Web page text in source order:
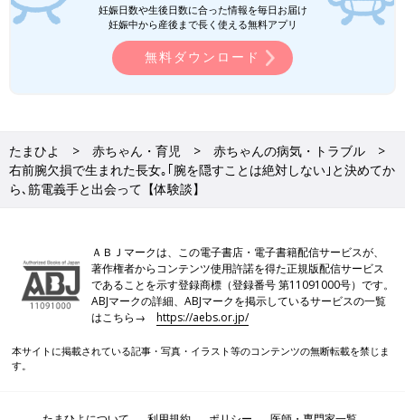
たんだよ。でもみんなと同じようになんでもできるんだよ』と説
明していました。娘はそれを覚えていたのか、幼稚園でお友だち
から手のことを聞かれたときに『ママのおなかの中でけがしちゃ
ったんだ』『でもえまちゃんは義手がつけられるんだよ』と話し
家庭の自己紹介をする冊子を通して、『娘は生まれつき右手があ
りませんが、今筋電義手の訓練を受けています。今後幼稚園でも
使うことがあると思うので、そのときは温かく見守ってくださ
「当事者の親として、ほかの保護者の方たちが娘の右手のことに
ついて『聞いてもいいのかな』と気をつかってくれていると感じ
ます。もし自分が逆の立場だとしてもきっと迷うと思います。だ
から私たちは、はじめましての人には先に娘の右手のことを話す
ようにしています。そうすれば相手も話題にしていいんだ、と安
心してもらえると思うからです。ただ、僕たちの場合は聞いても
らったほうが気が楽ですが、先天性四肢欠損のある子の保護者の
妊娠日数や生後日数に合った情報を毎日お届け
妊娠中から産後まで長く使える無料アプリ
無料ダウンロード
たまひよ 赤ちゃん・育児
赤ちゃんの病気・トラブル
右前腕欠損で生まれた長女｡｢腕を隠すことは絶対しない｣と決めてか
ら､筋電義手と出会って【体験談】
ＡＢＪマークは、この電子書店・電子書籍配信サービスが、
著作権者からコンテンツ使用許諾を得た正規版配信サービス
であることを示す登録商標（登録番号 第11091000号）です。
ABJマークの詳細、ABJマークを掲示しているサービスの一覧
はこちら→https://aebs.or.jp/
本サイトに掲載されている記事・写真・イラスト等のコンテンツの無断転載を禁じま
す。